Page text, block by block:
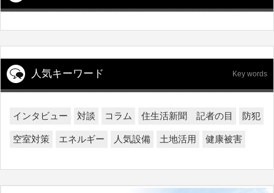
人気キーワード Key words
インタビュー 対談 コラム 住生活新聞 記者の目 防犯
空室対策 エネルギー 人気設備 土地活用 健康被害